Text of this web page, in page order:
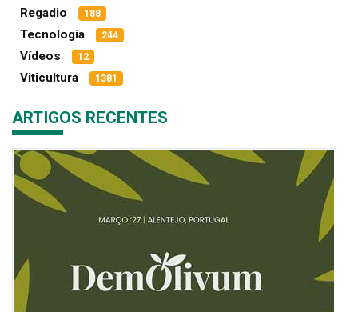
Regadio 188
Tecnologia 244
Vídeos 12
Viticultura 1381
ARTIGOS RECENTES